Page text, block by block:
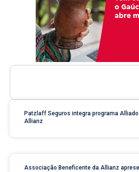
Patzlaff Seguros integra programa
Allianz
Associação Beneficente da Allianz